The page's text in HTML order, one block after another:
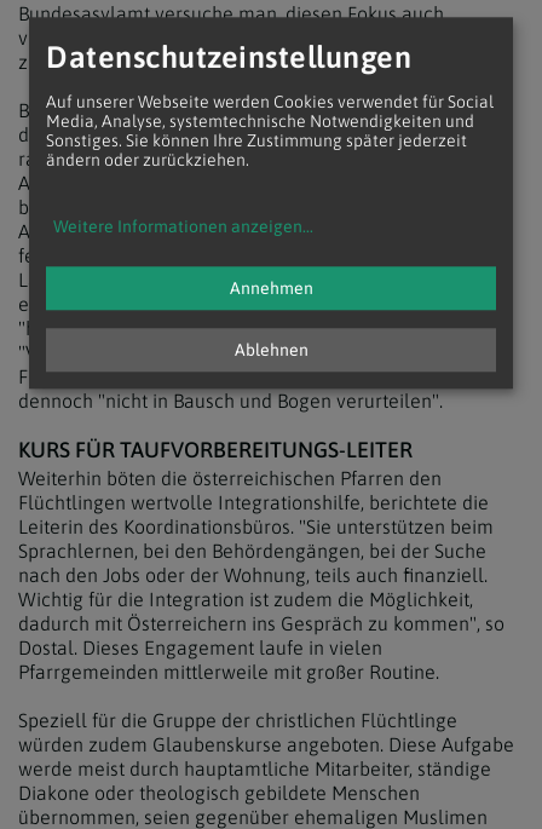
Bundesasylamt versuche man, diesen Fokus auch
verständlich zu machen. Von Behördenseite heiße es, die
zuständigen Leute würden dahingehend geschult.
Bereits seit dem Jahreswechsel 2016/17 sind laut Dostal
die Chancen, mit christlicher Taufe Asyl zu bekommen,
rapide gesunken. In Extremfällen kämen die
Asylbehörden zu "furchtbaren Fehleinschätzungen",
besonders hinsichtlich der Lage im Herkunftsland.
Afghanistan aufgrund der in der Verfassung
festgeschriebenen Religionsfreiheit etwa als "sicheres
Land" zu sehen - "mit der Begründung, es passiert einem
eh nichts, wenn man Christ ist und zuhause bleibt" - sei
"haarsträubend". Dostal sprach hier von einer
"Vermischung von Fremden- und Christentums-
Feindlichkeit". Insgesamt dürfe man die Behörden
dennoch "nicht in Bausch und Bogen verurteilen".
KURS FÜR TAUFVORBEREITUNGS-LEITER
Weiterhin böten die österreichischen Pfarren den
Flüchtlingen wertvolle Integrationshilfe, berichtete die
Leiterin des Koordinationsbüros. "Sie unterstützen beim
Sprachlernen, bei den Behördengängen, bei der Suche
nach den Jobs oder der Wohnung, teils auch finanziell.
Wichtig für die Integration ist zudem die Möglichkeit,
dadurch mit Österreichern ins Gespräch zu kommen", so
Dostal. Dieses Engagement laufe in vielen
Pfarrgemeinden mittlerweile mit großer Routine.
Speziell für die Gruppe der christlichen Flüchtlinge
würden zudem Glaubenskurse angeboten. Diese Aufgabe
werde meist durch hauptamtliche Mitarbeiter, ständige
Diakone oder theologisch gebildete Menschen
übernommen, seien gegenüber ehemaligen Muslimen
Datenschutzeinstellungen
Auf unserer Webseite werden Cookies verwendet für Social
Media, Analyse, systemtechnische Notwendigkeiten und
Sonstiges. Sie können Ihre Zustimmung später jederzeit
ändern oder zurückziehen.
Weitere Informationen anzeigen...
Ablehnen
Annehmen